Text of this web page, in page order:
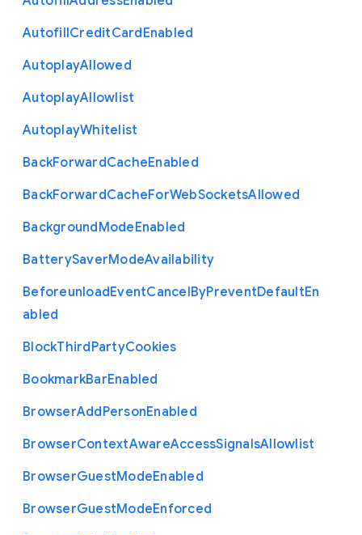
AutofillCreditCardEnabled
AutoplayAllowed
AutoplayAllowlist
AutoplayWhitelist
BackForwardCacheEnabled
BackForwardCacheForWebSocketsAllowed
BackgroundModeEnabled
BatterySaverModeAvailability
BeforeunloadEventCancelByPreventDefaultEn
abled
BlockThirdPartyCookies
BookmarkBarEnabled
BrowserAddPersonEnabled
BrowserContextAwareAccessSignalsAllowlist
BrowserGuestModeEnabled
BrowserGuestModeEnforced